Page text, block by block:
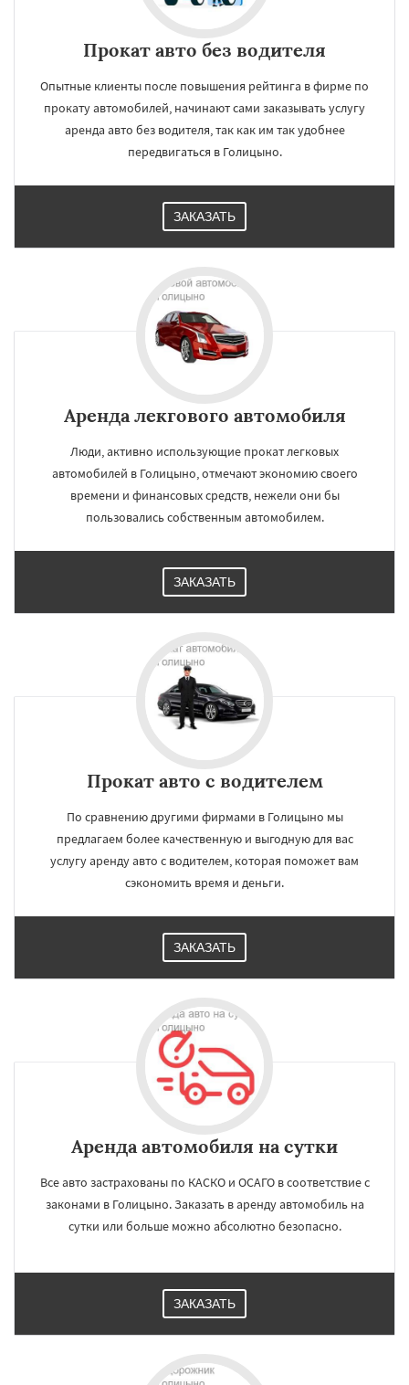
Прокат авто без водителя
Опытные клиенты после повышения рейтинга в фирме по
прокату автомобилей, начинают сами заказывать услугу
аренда авто без водителя, так как им так удобнее
передвигаться в Голицыно.
ЗАКАЗАТЬ
Аренда лекгового автомобиля
Люди, активно использующие прокат легковых
автомобилей в Голицыно, отмечают экономию своего
времени и финансовых средств, нежели они бы
пользовались собственным автомобилем.
ЗАКАЗАТЬ
Прокат авто с водителем
По сравнению другими фирмами в Голицыно мы
предлагаем более качественную и выгодную для вас
услугу аренду авто с водителем, которая поможет вам
сэкономить время и деньги.
ЗАКАЗАТЬ
Аренда автомобиля на сутки
Все авто застрахованы по КАСКО и ОСАГО в соответствие с
законами в Голицыно. Заказать в аренду автомобиль на
сутки или больше можно абсолютно безопасно.
ЗАКАЗАТЬ